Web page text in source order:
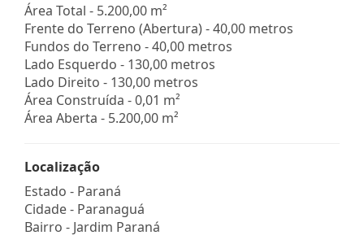
Área Total - 5.200,00 m²
Frente do Terreno (Abertura) - 40,00 metros
Fundos do Terreno - 40,00 metros
Lado Esquerdo - 130,00 metros
Lado Direito - 130,00 metros
Área Construída - 0,01 m²
Área Aberta - 5.200,00 m²
Localização
Estado - Paraná
Cidade - Paranaguá
Bairro - Jardim Paraná